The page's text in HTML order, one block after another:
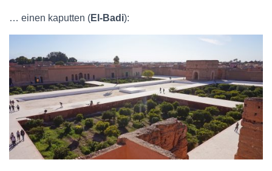
… einen kaputten (El-Badi):